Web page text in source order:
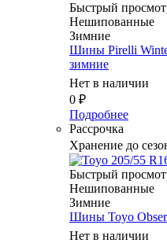
Быстрый
Нешипованные
Зимние
Шины Pirelli
зимние
Нет в наличии
0 ₽
Подробнее
Рассрочка
Хранение до
Быстрый
Нешипованные
Зимние
Шины Toyo
Нет в наличии